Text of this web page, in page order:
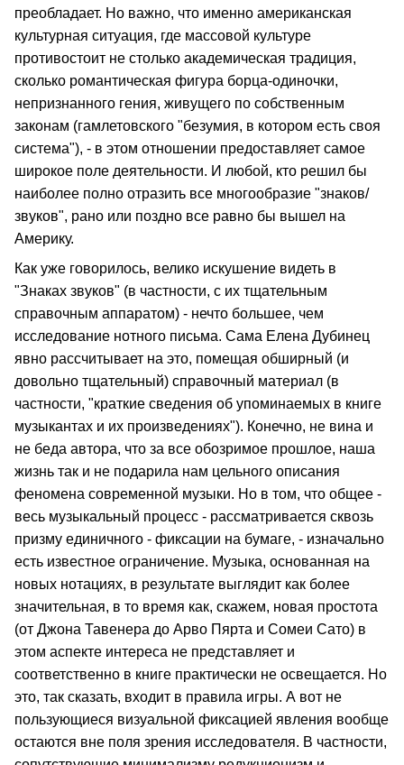
преобладает. Но важно, что именно американская
культурная ситуация, где массовой культуре
противостоит не столько академическая традиция,
сколько романтическая фигура борца-одиночки,
непризнанного гения, живущего по собственным
законам (гамлетовского "безумия, в котором есть своя
система"), - в этом отношении предоставляет самое
широкое поле деятельности. И любой, кто решил бы
наиболее полно отразить все многообразие "знаков/
звуков", рано или поздно все равно бы вышел на
Америку.
Как уже говорилось, велико искушение видеть в
"Знаках звуков" (в частности, с их тщательным
справочным аппаратом) - нечто большее, чем
исследование нотного письма. Сама Елена Дубинец
явно рассчитывает на это, помещая обширный (и
довольно тщательный) справочный материал (в
частности, "краткие сведения об упоминаемых в книге
музыкантах и их произведениях"). Конечно, не вина и
не беда автора, что за все обозримое прошлое, наша
жизнь так и не подарила нам цельного описания
феномена современной музыки. Но в том, что общее -
весь музыкальный процесс - рассматривается сквозь
призму единичного - фиксации на бумаге, - изначально
есть известное ограничение. Музыка, основанная на
новых нотациях, в результате выглядит как более
значительная, в то время как, скажем, новая простота
(от Джона Тавенера до Арво Пярта и Сомеи Сато) в
этом аспекте интереса не представляет и
соответственно в книге практически не освещается. Но
это, так сказать, входит в правила игры. А вот не
пользующиеся визуальной фиксацией явления вообще
остаются вне поля зрения исследователя. В частности,